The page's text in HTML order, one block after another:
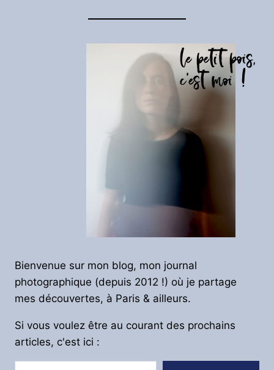
Bienvenue sur mon blog, mon journal
photographique (depuis 2012 !) où je partage
mes découvertes, à Paris & ailleurs.
Si vous voulez être au courant des prochains
articles, c'est ici :
Saisissez votre adresse e-mail…